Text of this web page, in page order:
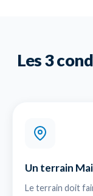
Les 3
Un terrain
Le terrain doit